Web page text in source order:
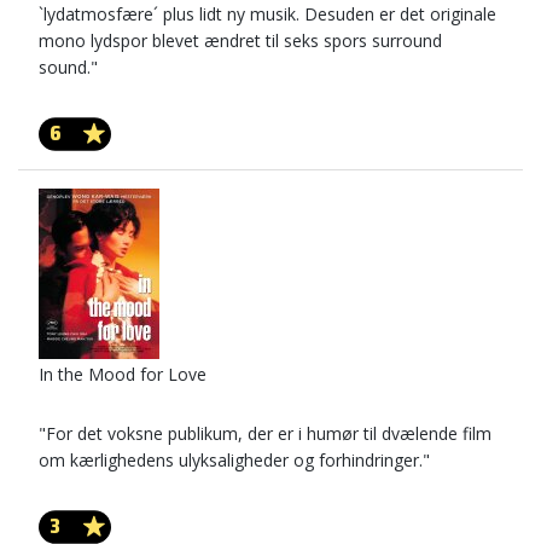
`lydatmosfære´ plus lidt ny musik. Desuden er det originale
mono lydspor blevet ændret til seks spors surround
sound."
6
In the Mood for Love
"For det voksne publikum, der er i humør til dvælende film
om kærlighedens ulyksaligheder og forhindringer."
3